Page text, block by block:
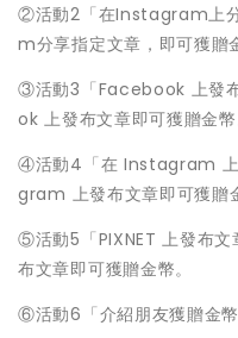
②活動2「在Instagram上
m分享指定文章，即可獲贈
③活動3「Facebook 上發
ok 上發布文章即可獲贈金幣
④活動4「在 Instagram 上
gram 上發布文章即可獲贈
⑤活動5「PIXNET 上發布文
布文章即可獲贈金幣。
⑥活動6「介紹朋友獲贈金幣